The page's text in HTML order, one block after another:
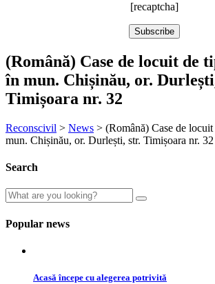
[recaptcha]
(Română) Case de locuit de
în mun. Chișinău, or.
Timișoara nr. 32
Reconscivil > News > (Română) Case de
mun. Chișinău, or. Durlești, str. Timișoara nr. 32
Search
Popular news
Acasă începe cu alegerea potrivită